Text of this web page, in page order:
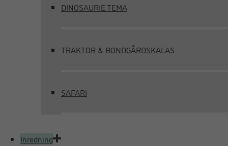
DINOSAURIE TEMA
TRAKTOR & BONDGÅRDSKALAS
SAFARI
Inredning